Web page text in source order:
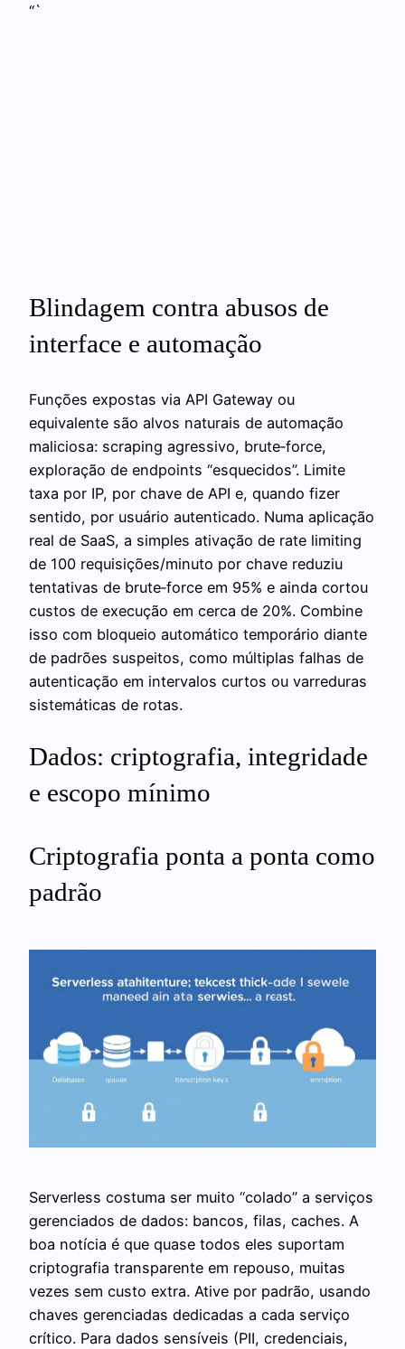
“`
Blindagem contra abusos de
interface e automação
Funções expostas via API Gateway ou
equivalente são alvos naturais de automação
maliciosa: scraping agressivo, brute‑force,
exploração de endpoints “esquecidos”. Limite
taxa por IP, por chave de API e, quando fizer
sentido, por usuário autenticado. Numa aplicação
real de SaaS, a simples ativação de rate limiting
de 100 requisições/minuto por chave reduziu
tentativas de brute‑force em 95% e ainda cortou
custos de execução em cerca de 20%. Combine
isso com bloqueio automático temporário diante
de padrões suspeitos, como múltiplas falhas de
autenticação em intervalos curtos ou varreduras
sistemáticas de rotas.
Dados: criptografia, integridade
e escopo mínimo
Criptografia ponta a ponta como
padrão
Serverless costuma ser muito “colado” a serviços
gerenciados de dados: bancos, filas, caches. A
boa notícia é que quase todos eles suportam
criptografia transparente em repouso, muitas
vezes sem custo extra. Ative por padrão, usando
chaves gerenciadas dedicadas a cada serviço
crítico. Para dados sensíveis (PII, credenciais,